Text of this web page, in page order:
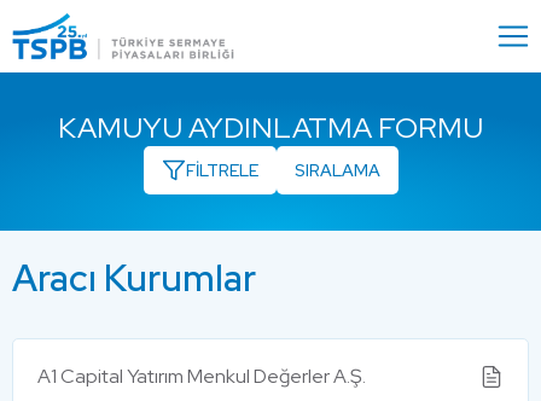
Close
KAMUYU AYDINLATMA FORMU
FİLTRELE
Aracı Kurumlar
A1 Capital Yatırım Menkul Değerler A.Ş.